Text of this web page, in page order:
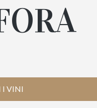
I VINI